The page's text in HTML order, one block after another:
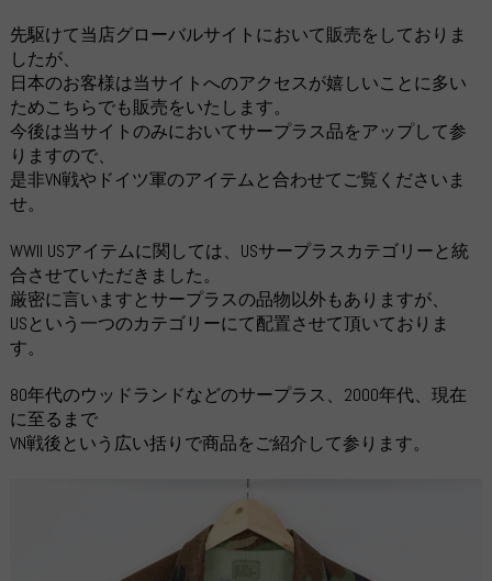
先駆けて当店グローバルサイトにおいて販売をしておりま
したが、
日本のお客様は当サイトへのアクセスが嬉しいことに多い
ためこちらでも販売をいたします。
今後は当サイトのみにおいてサープラス品をアップして参
りますので、
是非VN戦やドイツ軍のアイテムと合わせてご覧くださいま
せ。
WWII USアイテムに関しては、USサープラスカテゴリーと統
合させていただきました。
厳密に言いますとサープラスの品物以外もありますが、
USという一つのカテゴリーにて配置させて頂いておりま
す。
80年代のウッドランドなどのサープラス、2000年代、現在
に至るまで
VN戦後という広い括りで商品をご紹介して参ります。